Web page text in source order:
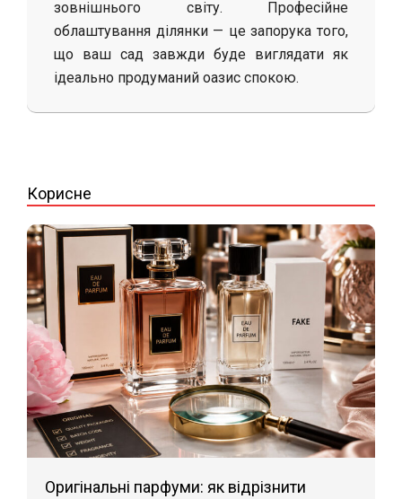
зовнішнього світу. Професійне
облаштування ділянки — це запорука того,
що ваш сад завжди буде виглядати як
ідеально продуманий оазис спокою.
2026-
Корисне
Оригінальні парфуми: як відрізнити